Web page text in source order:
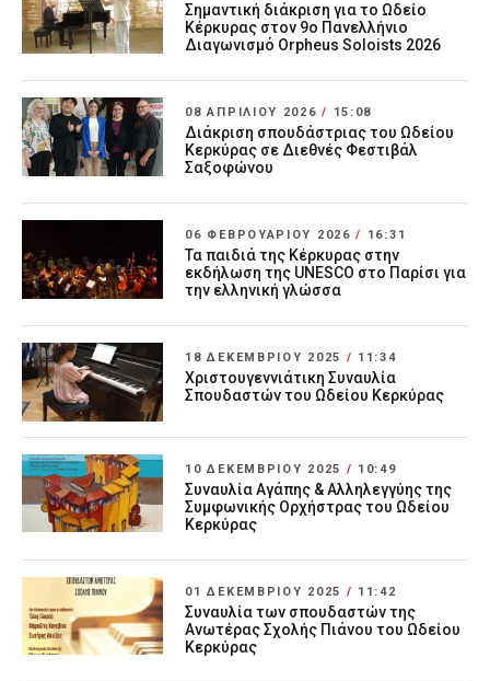
Σημαντική διάκριση για το Ωδείο
Κέρκυρας στον 9ο Πανελλήνιο
Διαγωνισμό Orpheus Soloists 2026
08 ΑΠΡΙΛΊΟΥ 2026/ 15:08
Διάκριση σπουδάστριας του Ωδείου
Κερκύρας σε Διεθνές Φεστιβάλ
Σαξοφώνου
06 ΦΕΒΡΟΥΑΡΊΟΥ 2026/ 16:31
Τα παιδιά της Κέρκυρας στην
εκδήλωση της UNESCO στο Παρίσι για
την ελληνική γλώσσα
18 ΔΕΚΕΜΒΡΊΟΥ 2025 / 11:34
Χριστουγεννιάτικη Συναυλία
Σπουδαστών του Ωδείου Κερκύρας
10 ΔΕΚΕΜΒΡΊΟΥ 2025 / 10:49
Συναυλία Αγάπης & Αλληλεγγύης της
Συμφωνικής Ορχήστρας του Ωδείου
Κερκύρας
01 ΔΕΚΕΜΒΡΊΟΥ 2025 / 11:42
Συναυλία των σπουδαστών της
Ανωτέρας Σχολής Πιάνου του Ωδείου
Κερκύρας